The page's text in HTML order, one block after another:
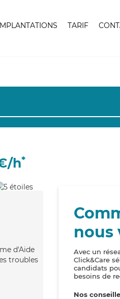
TARIF
h*
d'Aide
troubles
nous
Avec un
Click&Care
candidats
besoins de
Nos